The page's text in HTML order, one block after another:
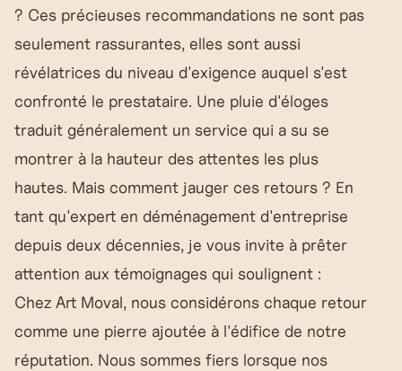
? Ces précieuses recommandations ne sont pas
seulement rassurantes, elles sont aussi
révélatrices du niveau d'exigence auquel s'est
confronté le prestataire. Une pluie d'éloges
traduit généralement un service qui a su se
montrer à la hauteur des attentes les plus
hautes. Mais comment jauger ces retours ? En
tant qu'expert en déménagement d'entreprise
depuis deux décennies, je vous invite à prêter
attention aux témoignages qui soulignent :
Chez Art Moval, nous considérons chaque retour
comme une pierre ajoutée à l'édifice de notre
réputation. Nous sommes fiers lorsque nos